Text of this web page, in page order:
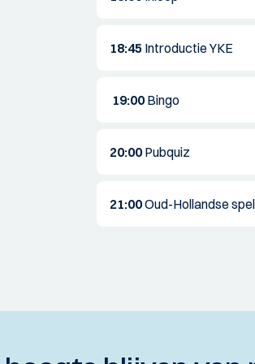
18:45 Introductie YKE
19:00Bingo
20:00Pubquiz
21:00Oud-Hollandse